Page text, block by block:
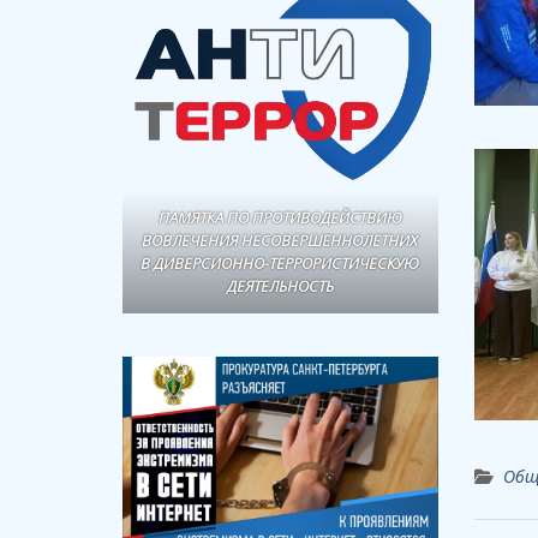
ПАМЯТКА ПО ПРОТИВОДЕЙСТВИЮ
ВОВЛЕЧЕНИЯ НЕСОВЕРШЕННОЛЕТНИХ
В ДИВЕРСИОННО-ТЕРРОРИСТИЧЕСКУЮ
ДЕЯТЕЛЬНОСТЬ